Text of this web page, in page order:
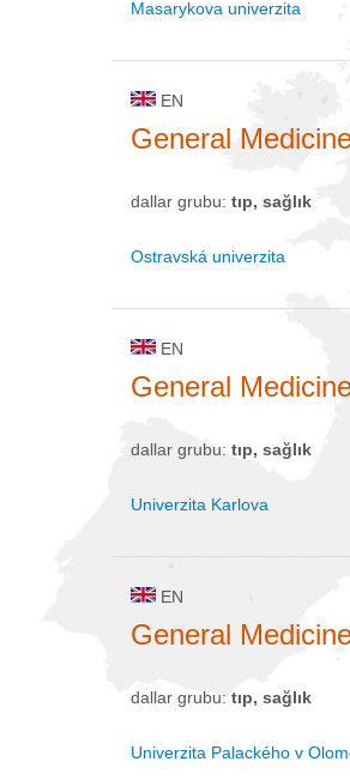
Masarykova univerzita
EN
General
dallar grubu: tıp, sağlık
Ostravská univerzita
EN
General
dallar grubu: tıp, sağlık
Univerzita Karlova
EN
General
dallar grubu: tıp, sağlık
Univerzita Palackého v